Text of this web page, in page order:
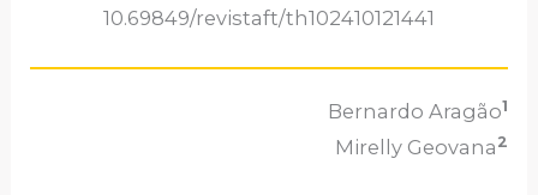
10.69849/revistaft/th102410121441
Bernardo Aragão1
Mirelly Geovana 2